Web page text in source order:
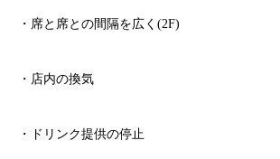
・席と席との間隔を広く (2F)
・店内の換気
・ドリンク提供の停止